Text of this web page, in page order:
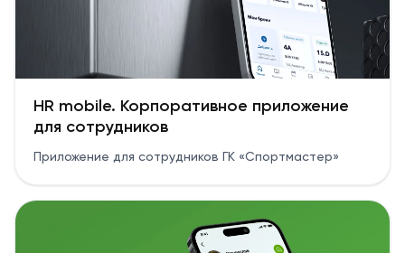
HR mobile. Корпоративное приложение
для сотрудников
Приложение для сотрудников ГК «Спортмастер»